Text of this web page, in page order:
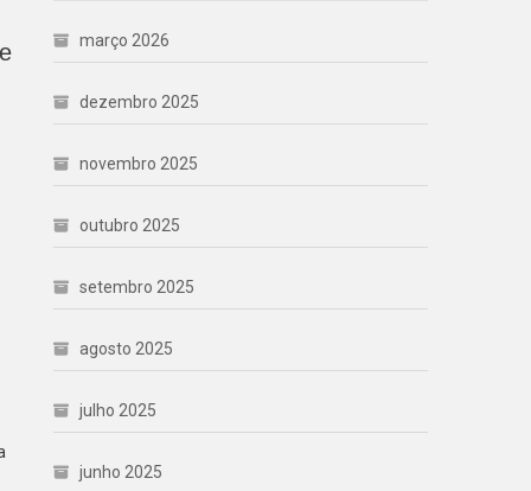
março 2026
dezembro 2025
novembro 2025
outubro 2025
setembro 2025
agosto 2025
julho 2025
junho 2025